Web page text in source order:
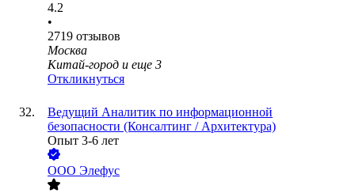
4.2
•
2719 отзывов
Москва
Китай-город и еще 3
Откликнуться
Ведущий Аналитик по информационной
безопасности (Консалтинг / Архитектура)
Опыт 3-6 лет
ООО Элефус